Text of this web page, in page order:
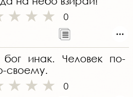
0
инак. Человек по-
своему.
0